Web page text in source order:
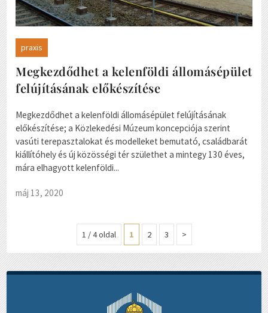
praxis
Megkezdődhet a kelenföldi állomásépület
felújításának előkészítése
Megkezdődhet a kelenföldi állomásépület felújításának
előkészítése; a Közlekedési Múzeum koncepciója szerint
vasúti terepasztalokat és modelleket bemutató, családbarát
kiállítóhely és új közösségi tér születhet a mintegy 130 éves,
mára elhagyott kelenföldi...
máj 13, 2020
1 / 4 oldal 1 2 3 >